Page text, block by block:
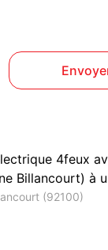
4feux
Billancourt) à
(92100)